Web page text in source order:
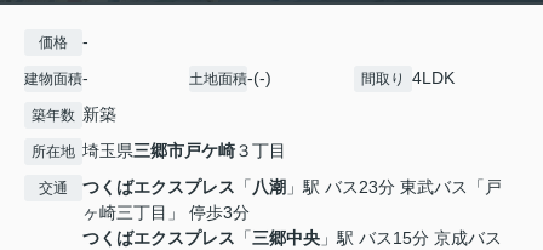
価格 -
建物面積- 土地面積-(-) 間取り 4LDK
築年数 新築
所在地 埼玉県三郷市戸ケ崎３丁目
交通 つくばエクスプレス 「八潮 」駅 バス23分 東武バス「戸
ヶ崎三丁目」 停歩3分
つくばエクスプレス 「三郷中央 」駅 バス15分 京成バス